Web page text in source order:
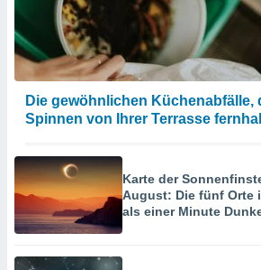
Die gewöhnlichen Küchenabfälle,
Spinnen von Ihrer Terrasse
Karte der
August: Die fünf Orte
als einer Minute